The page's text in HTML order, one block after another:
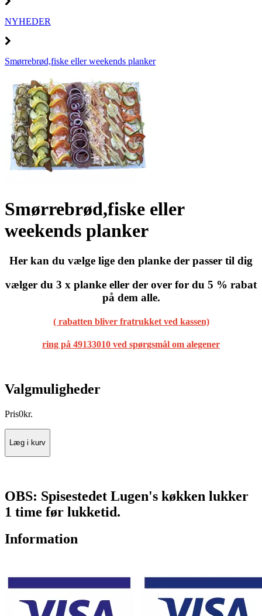
NYHEDER
Smørrebrød,fiske eller weekends planker
Smørrebrød,fiske eller
weekends planker
Her kan du vælge lige den planke der passer til dig
vælger du 3 x planke eller der over for du 5 % rabat
på dem alle.
( rabatten bliver fratrukket ved kassen)
ring på 49133010 ved spørgsmål om alegener
Valgmuligheder
Pris0kr.
Læg i kurv
OBS: Spisestedet Lugen's køkken lukker
1 time før lukketid.
Information